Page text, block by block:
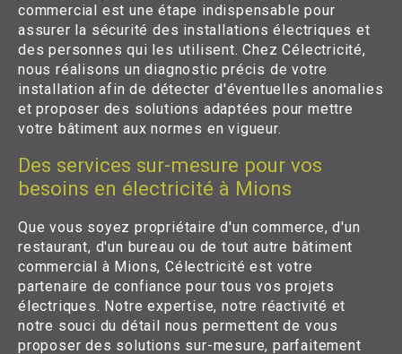
commercial est une étape indispensable pour
assurer la sécurité des installations électriques et
des personnes qui les utilisent. Chez Célectricité,
nous réalisons un diagnostic précis de votre
installation afin de détecter d'éventuelles anomalies
et proposer des solutions adaptées pour mettre
votre bâtiment aux normes en vigueur.
Des services sur-mesure pour vos
besoins en électricité à Mions
Que vous soyez propriétaire d'un commerce, d'un
restaurant, d'un bureau ou de tout autre bâtiment
commercial à Mions, Célectricité est votre
partenaire de confiance pour tous vos projets
électriques. Notre expertise, notre réactivité et
notre souci du détail nous permettent de vous
proposer des solutions sur-mesure, parfaitement